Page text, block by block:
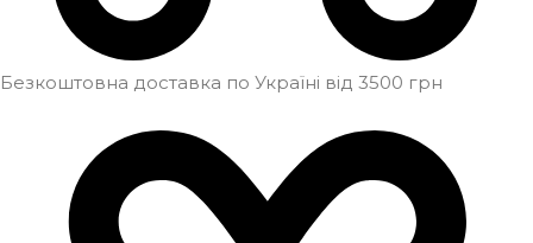
Безкоштовна доставка по Україні від 3500 грн